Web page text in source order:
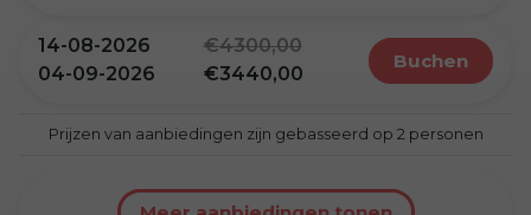
14-08-2026
04-09-2026
4300,00
3440,00
buchen
Prijzen van aanbiedingen zijn gebasseerd op 2 personen